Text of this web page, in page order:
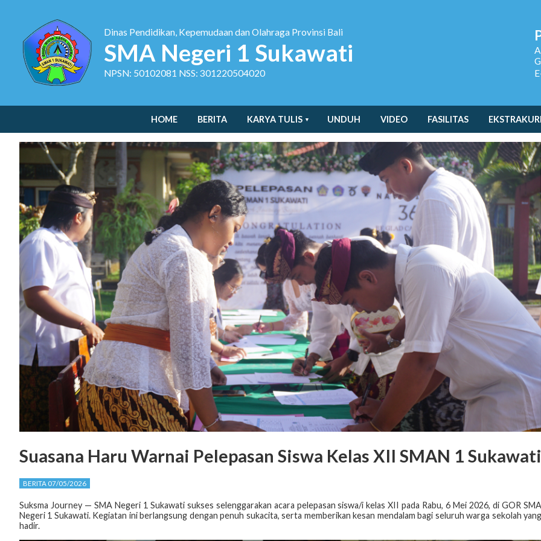
Dinas Pendidikan, Kepemudaan dan Olahraga Provinsi Bali
SMA Negeri 1 Sukawati
NPSN: 50102081 NSS: 301220504020
HOME BERITA KARYA TULIS UNDUH VIDEO FASILITAS
Suasana Haru Warnai Pelepasan Siswa Kelas XII SMAN 1 Sukawati
BERITA 07/05/2026
Suksma Journey — SMA Negeri 1 Sukawati sukses selenggarakan acara pelepasan siswa/i kelas XII pada Rabu, 6 Mei 2026, di GOR SMA
Negeri 1 Sukawati. Kegiatan ini berlangsung dengan penuh sukacita, serta memberikan kesan mendalam bagi seluruh warga sekolah yang
hadir.